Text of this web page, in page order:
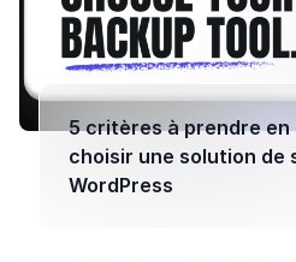
5 critères à prendre en
choisir une solution de
WordPress